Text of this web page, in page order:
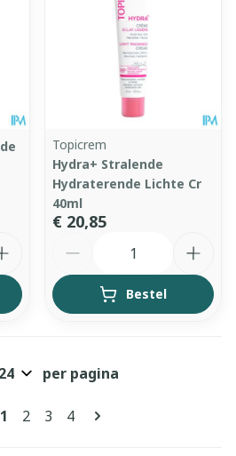
Topicrem
Hydra+ Stralende
Hydraterende Lichte Cr
40ml
€ 20,85
Bestel
Pagina's
U lees momenteel pagina
1 Pagina
2 Pagina
3 Pagina
4
per pagina